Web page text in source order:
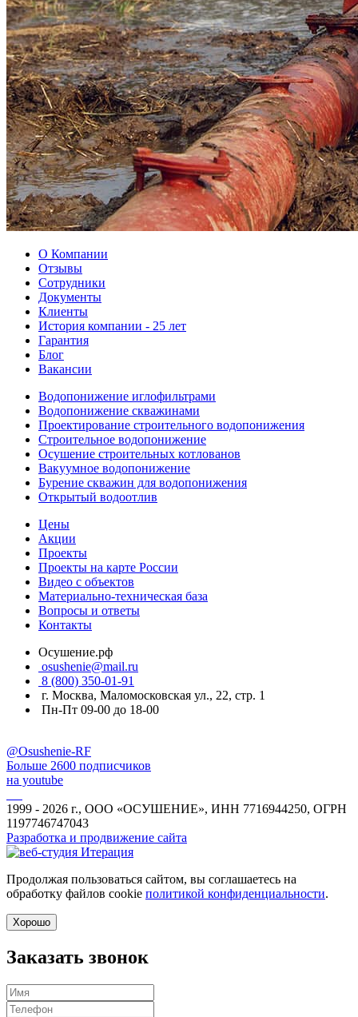
О Компании
Отзывы
Сотрудники
Документы
Клиенты
История компании - 25 лет
Гарантия
Блог
Вакансии
Водопонижение иглофильтрами
Водопонижение скважинами
Проектирование строительного водопонижения
Строительное водопонижение
Осушение строительных котлованов
Вакуумное водопонижение
Бурение скважин для водопонижения
Открытый водоотлив
Цены
Акции
Проекты
Проекты на карте России
Видео с объектов
Материально-техническая база
Вопросы и ответы
Контакты
Осушение.рф
osushenie@mail.ru
8 (800) 350-01-91
г. Москва, Маломосковская ул., 22, стр. 1
Пн-Пт 09-00 до 18-00
@Osushenie-RF
Больше 2600 подписчиков
на youtube
1999 - 2026 г., ООО «ОСУШЕНИЕ», ИНН 7716944250, ОГРН
1197746747043
Разработка и продвижение сайта
Продолжая пользоваться сайтом, вы соглашаетесь на
обработку файлов cookie политикой конфиденциальности.
Хорошо
Заказать звонок